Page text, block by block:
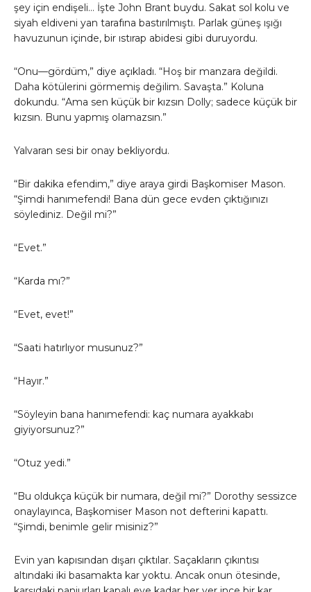
şey için endişeli… İşte John Brant buydu. Sakat sol kolu ve
siyah eldiveni yan tarafına bastırılmıştı. Parlak güneş ışığı
havuzunun içinde, bir ıstırap abidesi gibi duruyordu.
“Onu—gördüm,” diye açıkladı. “Hoş bir manzara değildi.
Daha kötülerini görmemiş değilim. Savaşta.” Koluna
dokundu. “Ama sen küçük bir kızsın Dolly; sadece küçük bir
kızsın. Bunu yapmış olamazsın.”
Yalvaran sesi bir onay bekliyordu.
“Bir dakika efendim,” diye araya girdi Başkomiser Mason.
“Şimdi hanımefendi! Bana dün gece evden çıktığınızı
söylediniz. Değil mi?”
“Evet.”
“Karda mı?”
“Evet, evet!”
“Saati hatırlıyor musunuz?”
“Hayır.”
“Söyleyin bana hanımefendi: kaç numara ayakkabı
giyiyorsunuz?”
“Otuz yedi.”
“Bu oldukça küçük bir numara, değil mi?” Dorothy sessizce
onaylayınca, Başkomiser Mason not defterini kapattı.
“Şimdi, benimle gelir misiniz?”
Evin yan kapısından dışarı çıktılar. Saçakların çıkıntısı
altındaki iki basamakta kar yoktu. Ancak onun ötesinde,